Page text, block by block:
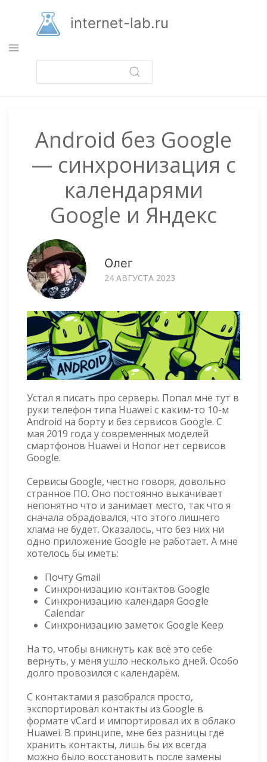
основному
содержанию
internet-lab.ru
Android без Google
— синхронизация с
календарями
Google и Яндекс
Олег
24 АВГУСТА 2023
Устал я писать про серверы. Попал мне тут в
руки телефон типа Huawei с каким-то 10-м
Android на борту и без сервисов Google. С
мая 2019 года у современных моделей
смартфонов Huawei и Honor нет сервисов
Google.
Сервисы Google, честно говоря, довольно
странное ПО. Оно постоянно выкачивает
непонятно что и занимает место, так что я
сначала обрадовался, что этого лишнего
хлама не будет. Оказалось, что без них ни
одно приложение Google не работает. А мне
хотелось бы иметь:
Почту Gmail
Синхронизацию контактов Google
Синхронизацию календаря Google
Calendar
Синхронизацию заметок Google Keep
На то, чтобы вникнуть как всё это себе
вернуть, у меня ушло несколько дней. Особо
долго провозился с календарём.
С контактами я разобрался просто,
экспортировал контакты из Google в
формате vСard и импортировал их в облако
Huawei. В принципе, мне без разницы где
хранить контакты, лишь бы их всегда
можно было восстановить после замены